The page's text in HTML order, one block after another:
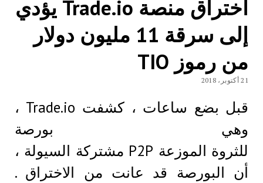
اختراق منصة Trade.io يؤدي
إلی سرقة 11 مليون دولار
من رموز TIO
21 أكتوبر، 2018
قبل بضع ساعات ، كشفت Trade.io ،
وهي بورصة
للثروة الموزعة P2P مشتركة السيولة ،
أن البورصة قد عانت من الاختراق .